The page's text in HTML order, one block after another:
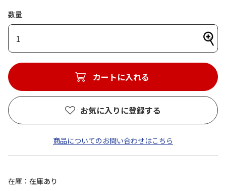
数量
1
カートに入れる
お気に入りに登録する
商品についてのお問い合わせはこちら
在庫
在庫あり